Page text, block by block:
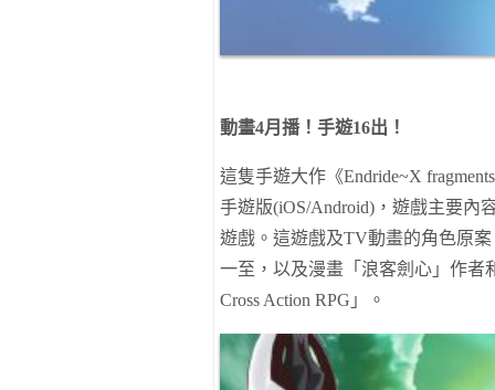
動畫4月播！手遊16出！
這隻手遊大作《Endride~X
手遊版(iOS/Android) ，遊戲主要內
遊戲 。 這遊戲及TV動畫的角色原案
一至 ，以及漫畫「浪客劍心」作者
Cross Action RPG 」 。